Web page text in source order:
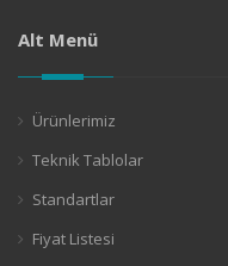
Alt Menü
Ürünlerimiz
Teknik Tablolar
Standartlar
Fiyat Listesi